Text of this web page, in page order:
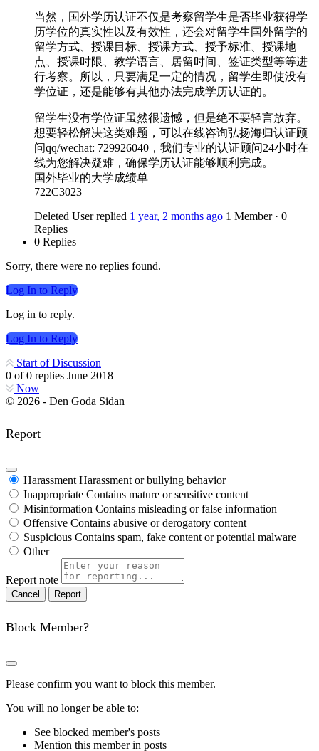
当然，国外学历认证不仅是考察留学生是否毕业获得学
历学位的真实性以及有效性，还会对留学生国外留学的
留学方式、授课目标、授课方式、授予标准、授课地
点、授课时限、教学语言、居留时间、签证类型等等进
行考察。所以，只要满足一定的情况，留学生即使没有
学位证，还是能够有其他办法完成学历认证的。
留学生没有学位证虽然很遗憾，但是绝不要轻言放弃。
想要轻松解决这类难题，可以在线咨询弘扬海归认证顾
问qq/wechat: 729926040，我们专业的认证顾问24小时在
线为您解决疑难，确保学历认证能够顺利完成。
国外毕业的大学成绩单
722C3023
Deleted User replied 1 year, 2 months ago 1 Member · 0
Replies
0 Replies
Sorry, there were no replies found.
Log In to Reply
Log in to reply.
Log In to Reply
Start of Discussion
0 of0 replies June 2018
Now
© 2026 - Den Goda Sidan
Report
Harassment Harassment or bullying behavior
Inappropriate Contains mature or sensitive content
Misinformation Contains misleading or false information
Offensive Contains abusive or derogatory content
Suspicious Contains spam, fake content or potential malware
Other
Report note
Report
Block Member?
Please confirm you want to block this member.
You will no longer be able to:
See blocked member's posts
Mention this member in posts